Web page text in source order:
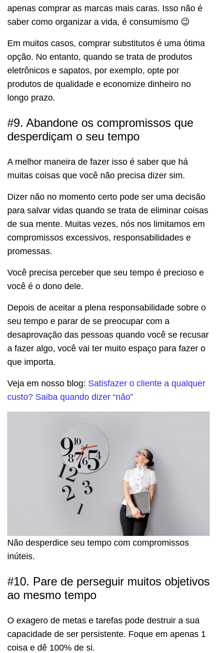
apenas comprar as marcas mais caras. Isso não é
saber como organizar a vida, é consumismo 😉
Em muitos casos, comprar substitutos é uma ótima
opção. No entanto, quando se trata de produtos
eletrônicos e sapatos, por exemplo, opte por
produtos de qualidade e economize dinheiro no
longo prazo.
#9. Abandone os compromissos que
desperdiçam o seu tempo
A melhor maneira de fazer isso é saber que há
muitas coisas que você não precisa dizer sim.
Dizer não no momento certo pode ser uma decisão
para salvar vidas quando se trata de eliminar coisas
de sua mente. Muitas vezes, nós nos limitamos em
compromissos excessivos, responsabilidades e
promessas.
Você precisa perceber que seu tempo é precioso e
você é o dono dele.
Depois de aceitar a plena responsabilidade sobre o
seu tempo e parar de se preocupar com a
desaprovação das pessoas quando você se recusar
a fazer algo, você vai ter muito espaço para fazer o
que importa.
Veja em nosso blog: Satisfazer o cliente a qualquer
custo? Saiba quando dizer “não”
Não desperdice seu tempo com compromissos
inúteis.
#10. Pare de perseguir muitos objetivos
ao mesmo tempo
O exagero de metas e tarefas pode destruir a sua
capacidade de ser persistente. Foque em apenas 1
coisa e dê 100% de si.